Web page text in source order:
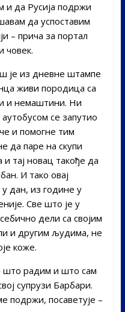
и да Русија подржи
да успоставим
– прича за портал
човек.
је из дневне штампе
живи породица са
и немаштини. Ни
се запутио
и помогне тим
да паре на скупи
тај новац такође да
И тако овај
дан, из године у
Све што је у
дели са својим
и другим људима, не
коже.
што радим и што сам
супрузи Барбари.
подржи, посаветује –